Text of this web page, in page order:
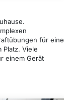
für eine
Platz. Viele
einem Gerät